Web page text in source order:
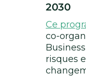
2030
Ce
co-
risques